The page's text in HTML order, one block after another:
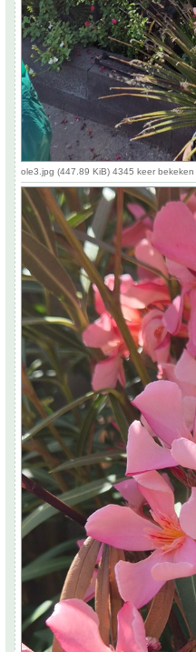
ole3.jpg (447.89 KiB) 4345 keer bekeken